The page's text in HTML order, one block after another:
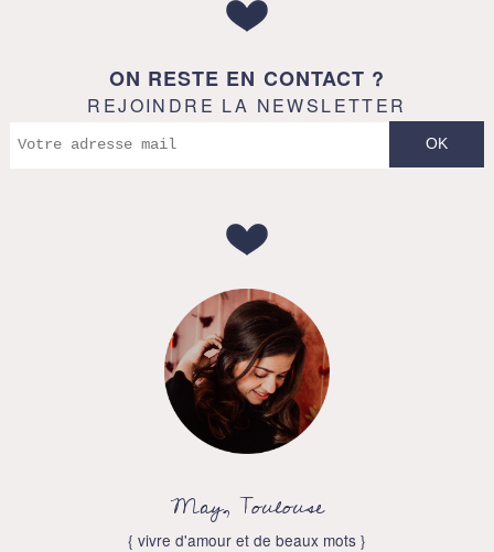
ON RESTE EN CONTACT ?
REJOINDRE LA NEWSLETTER
May, Toulouse
{ vivre d'amour et de beaux mots }